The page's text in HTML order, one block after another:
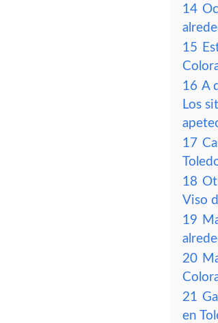
14
15
16 A
Los
17
18
Viso
19
20
21
en